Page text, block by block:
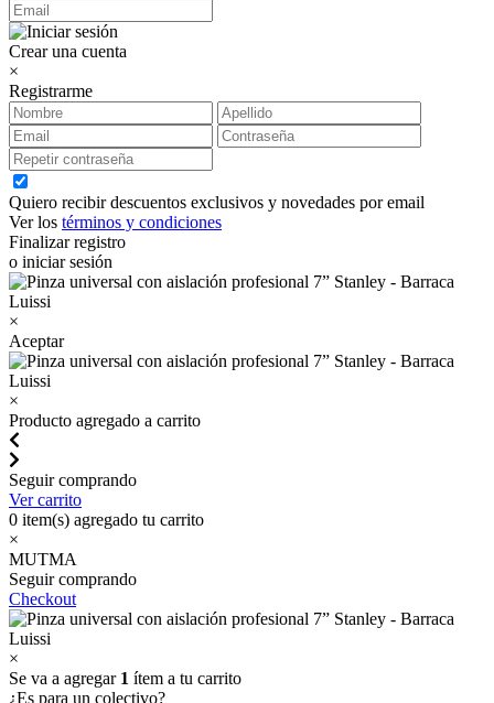
Crear una cuenta
×
Registrarme
Quiero recibir descuentos exclusivos y novedades por email
Ver los términos y condiciones
Finalizar registro
o iniciar sesión
×
Aceptar
×
Producto agregado a carrito
Seguir comprando
Ver carrito
0 item(s) agregado tu carrito
×
MUTMA
Seguir comprando
Checkout
×
Se va a agregar 1 ítem a tu carrito
¿Es para un colectivo?